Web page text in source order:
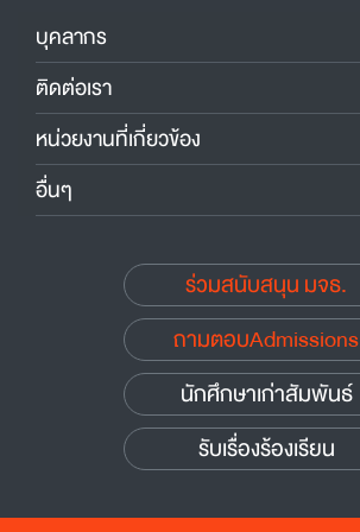
บุคลากร
ติดต่อเรา
หน่วยงานที่เกี่ยวข้อง
อื่นๆ
ร่วมสนับสนุน มจธ.
ถามตอบAdmissions
นักศึกษาเก่าสัมพันธ์
รับเรื่องร้องเรียน